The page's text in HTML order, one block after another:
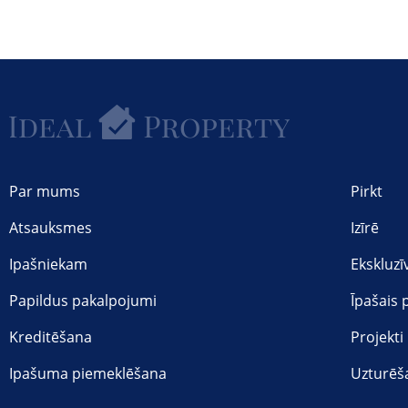
Par mums
Atsauksmes
Ipašniekam
Papildus pakalpojumi
Kreditēšana
Ipašuma piemeklēšana
Pirkt
Izīrē
Īpašais
Projekti